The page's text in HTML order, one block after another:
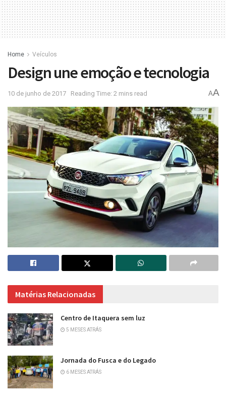
Home Veículos
Design une emoção e tecnologia
10 de junho de 2017 Reading Time: 2 mins read AA
Matérias Relacionadas
Centro de Itaquera sem luz
5 MESES ATRÁS
Jornada do Fusca e do Legado
6 MESES ATRÁS